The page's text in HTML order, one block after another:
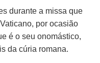
durante a missa que
por ocasião
é o seu onomástico,
da cúria romana.